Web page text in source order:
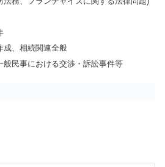
成、相続関連全般
般民事における交渉・訴訟事件等